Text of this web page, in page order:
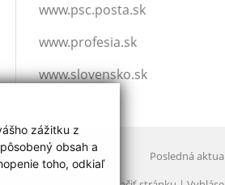
zážitku z
obsah a
toho, odkiaľ
www.psc.posta.sk
www.profesia.sk
www.slovensko.sk
Posledná